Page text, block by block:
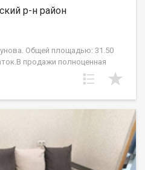
р-н район
Общей площадью: 31.50
продажи полноценная
районе. Тихий район
в шаговой доступности
Транспорта 5 мин. В
по телефону) В
хорошие. Один взрослый
нет, в квартире не кто не